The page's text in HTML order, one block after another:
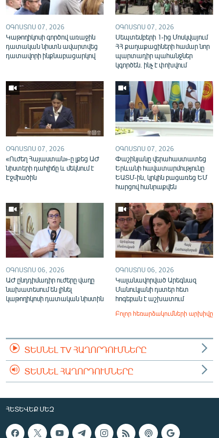
English
Русский
ՀԵՏԵՎԵՔ ՄԵԶ
«Ազատության» բոլոր կայքերը
ՕԳՈՍՏՈՍ 07, 2026
Կաթողիկոսի գործով առաջին
դատական նիստն ավարտվեց
դատավորի ինքնաբացարկով
ՕԳՈՍՏՈՍ 07, 2026
Սեպտեմբերի 1-ից Մոսկվայում
ՀՀ քաղաքացիների համար նոր
պարտադիր պահանջներ
կգործեն. ինչ է փոխվում
ՕԳՈՍՏՈՍ 07, 2026
«Ուժեղ Հայաստան»-ը լքեց ԱԺ
նիստերի դահլիճը և մեկնում է
Էջմիածին
ՕԳՈՍՏՈՍ 07, 2026
Փաշինյանը վերահաստատեց
Երևանի հավատարմությունը
ԵԱՏՄ-ին, կրկին բացառեց ԵՄ
հարցով հանրաքվեն
ՕԳՈՍՏՈՍ 06, 2026
ԱԺ ընդդիմադիր ուժերը վաղը
նախատեսում են լինել
կաթողիկոսի դատական նիստին
ՕԳՈՍՏՈՍ 06, 2026
Կալանավորված Արեգնազ
Մանուկյանի դստեր հետ
հոգեբան է աշխատում
Բոլոր հեռարձակումների արխիվը
ՏԵՍՆԵԼ TV ՀԱՂՈՐԴՈՒՄՆԵՐԸ
ՏԵՍՆԵԼ ՀԱՂՈՐԴՈՒՄՆԵՐԸ
ՀԵՏԵՎԵՔ ՄԵԶ